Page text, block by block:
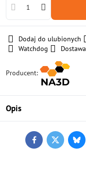
Dodaj do ulubionych
Watchdog
Dostawa
Producent:
Opis
FacebookTwitter